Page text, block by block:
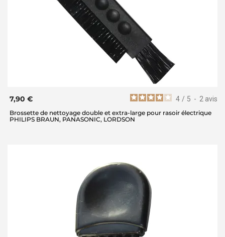
4 / 5 - 2 avis
7,90 €
Brossette de nettoyage double et extra-large pour rasoir électrique
PHILIPS BRAUN, PANASONIC, LORDSON